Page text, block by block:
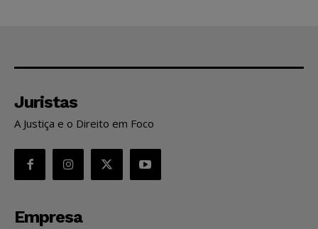
Juristas
A Justiça e o Direito em Foco
Empresa